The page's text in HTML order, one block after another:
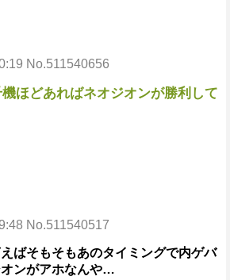
No.511540656
ほどあればネオジオンが勝利して
No.511540517
ばそもそもあのタイミングで内ゲバ
ンがアホなんや…